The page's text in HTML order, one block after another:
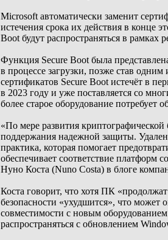
Microsoft автоматически заменит
истечения срока их действия в конце
Boot будут распространяться в
Функция Secure Boot была
в процессе загрузки, позже став
сертификатов Secure Boot истечёт в
в 2023 году и уже поставляется со
более старое оборудование потребует
«По мере развития
поддержания надежной защиты.
практика, которая помогает
обеспечивает соответствие платформ
Нуно Коста (Nuno Costa) в блоге
Коста говорит, что хотя ПК
безопасности «ухудшится», что может
совместимости с новым
распространяться с обновлением